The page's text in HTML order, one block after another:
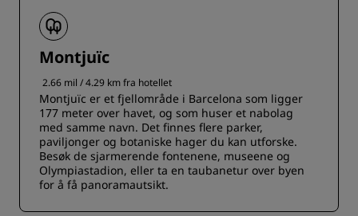
Montjuïc
2.66 mil / 4.29 km fra hotellet
Montjuïc er et fjellområde i Barcelona som ligger
177 meter over havet, og som huser et nabolag
med samme navn. Det finnes flere parker,
paviljonger og botaniske hager du kan utforske.
Besøk de sjarmerende fontenene, museene og
Olympiastadion, eller ta en taubanetur over byen
for å få panoramautsikt.